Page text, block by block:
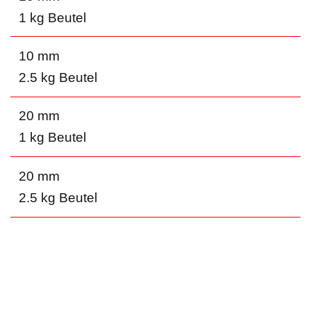
1 kg Beutel
10 mm
2.5 kg Beutel
20 mm
1 kg Beutel
20 mm
2.5 kg Beutel